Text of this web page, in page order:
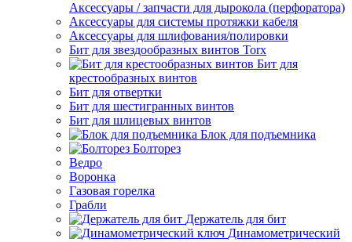
Аксессуары / запчасти для дырокола (перфоратора)
Аксессуары для системы протяжки кабеля
Аксессуары для шлифования/полировки
Бит для звездообразных винтов Torx
Бит для
крестообразных винтов
Бит для отвертки
Бит для шестигранных винтов
Бит для шлицевых винтов
Блок для подъемника
Болторез
Ведро
Воронка
Газовая горелка
Грабли
Держатель для бит
Динамометрический